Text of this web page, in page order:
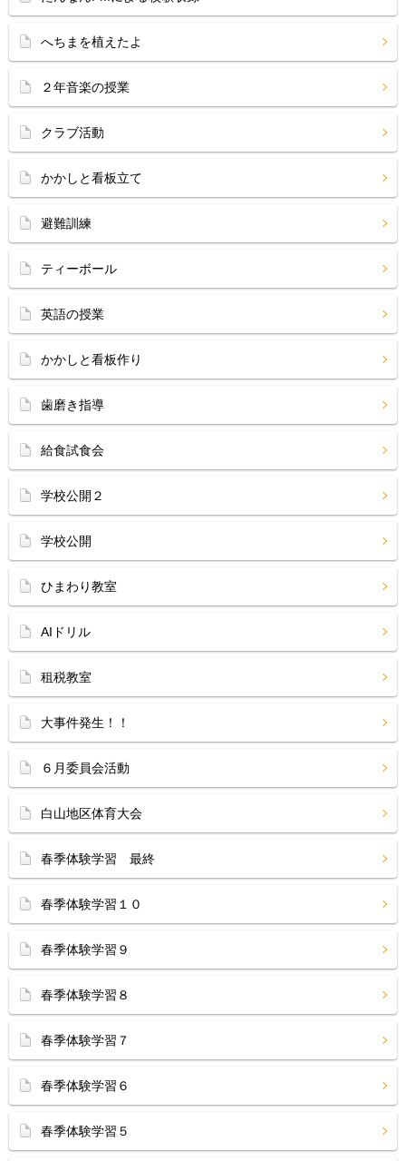
へちまを植えたよ
２年音楽の授業
クラブ活動
かかしと看板立て
避難訓練
ティーボール
英語の授業
かかしと看板作り
歯磨き指導
給食試食会
学校公開２
学校公開
ひまわり教室
AIドリル
租税教室
大事件発生！！
６月委員会活動
白山地区体育大会
春季体験学習 最終
春季体験学習１０
春季体験学習９
春季体験学習８
春季体験学習７
春季体験学習６
春季体験学習５